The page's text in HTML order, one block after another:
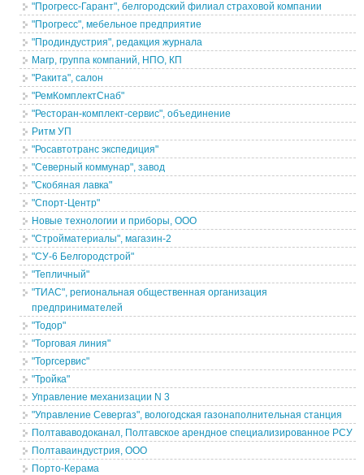
"Прогресс-Гарант", белгородский филиал страховой компании
"Прогресс", мебельное предприятие
"Продиндустрия", редакция журнала
Магр, группа компаний, НПО, КП
"Ракита", салон
"РемКомплектСнаб"
"Ресторан-комплект-сервис", объединение
Ритм УП
"Росавтотранс экспедиция"
"Северный коммунар", завод
"Скобяная лавка"
"Спорт-Центр"
Новые технологии и приборы, ООО
"Стройматериалы", магазин-2
"СУ-6 Белгородстрой"
"Тепличный"
"ТИАС", региональная общественная организация
предпринимателей
"Тодор"
"Торговая линия"
"Торгсервис"
"Тройка"
Управление механизации N 3
"Управление Севергаз", вологодская газонаполнительная станция
Полтававодоканал, Полтавское арендное специализированное РСУ
Полтаваиндустрия, ООО
Порто-Керама